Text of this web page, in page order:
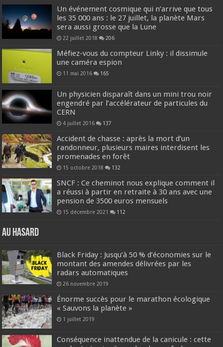
Un événement cosmique qui n’arrive que tous
les 35 000 ans : le 27 juillet, la planète Mars
sera aussi grosse que la Lune
22 juillet 2018 206
Méfiez-vous du compteur Linky : il dissimule
une caméra espion
11 mai 2016 165
Un physicien disparaît dans un mini trou noir
engendré par l’accélérateur de particules du
CERN
4 juillet 2016 137
Accident de chasse : après la mort d’un
randonneur, plusieurs maires interdisent les
promenades en forêt
15 octobre 2018 132
SNCF : Ce cheminot nous explique comment il
a réussi à partir en retraite à 30 ans avec une
pension de 3500 euros mensuels
15 décembre 2021 112
Au hasard
Black Friday : Jusqu’à 50 % d’économies sur le
montant des amendes délivrées par les
radars automatiques
26 novembre 2019
Énorme succès pour le marathon écologique
« Sauvons la planète »
1 juillet 2019
Conséquence inattendue de la canicule : cette